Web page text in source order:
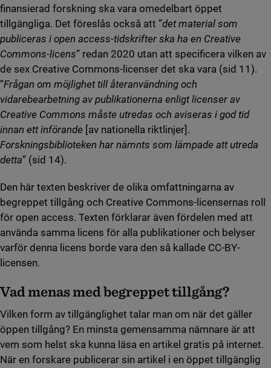
finansierad forskning ska vara omedelbart öppet
tillgängliga. Det föreslås också att ”det material som
publiceras i open access-tidskrifter ska ha en Creative
Commons-licens” redan 2020 utan att specificera vilken av
de sex Creative Commons-licenser det ska vara (sid 11).
”Frågan om möjlighet till återanvändning och
vidarebearbetning av publikationerna enligt licenser av
Creative Commons måste utredas och aviseras i god tid
innan ett införande [av nationella riktlinjer].
Forskningsbiblioteken har nämnts som lämpade att utreda
detta” (sid 14).
Den här texten beskriver de olika omfattningarna av
begreppet tillgång och Creative Commons-licensernas roll
för open access. Texten förklarar även fördelen med att
använda samma licens för alla publikationer och belyser
varför denna licens borde vara den så kallade CC-BY-
licensen.
Vad menas med begreppet tillgång?
Vilken form av tillgänglighet talar man om när det gäller
öppen tillgång? En minsta gemensamma nämnare är att
vem som helst ska kunna läsa en artikel gratis på internet.
När en forskare publicerar sin artikel i en öppet tillgänglig